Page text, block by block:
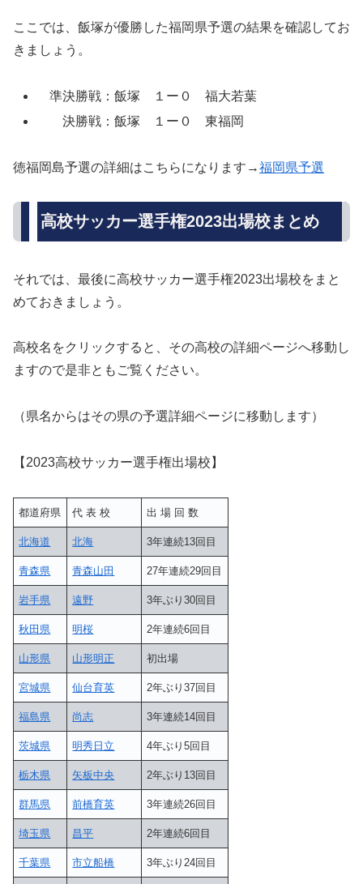
ここでは、飯塚が優勝した福岡県予選の結果を確認してお
きましょう。
準決勝戦：飯塚 １ー０ 福大若葉
決勝戦：飯塚 １ー０ 東福岡
徳福岡島予選の詳細はこちらになります→福岡県予選
高校サッカー選手権2023出場校まとめ
それでは、最後に高校サッカー選手権2023出場校をまと
めておきましょう。
高校名をクリックすると、その高校の詳細ページへ移動し
ますので是非ともご覧ください。
（県名からはその県の予選詳細ページに移動します）
【2023高校サッカー選手権出場校】
都道府県 代 表 校 出 場 回 数
北海道 北海 3年連続13回目
青森県 青森山田 27年連続29回目
岩手県 遠野 3年ぶり30回目
秋田県 明桜 2年連続6回目
山形県 山形明正 初出場
宮城県 仙台育英 2年ぶり37回目
福島県 尚志 3年連続14回目
茨城県 明秀日立 4年ぶり5回目
栃木県 矢板中央 2年ぶり13回目
群馬県 前橋育英 3年連続26回目
埼玉県 昌平 2年連続6回目
千葉県 市立船橋 3年ぶり24回目